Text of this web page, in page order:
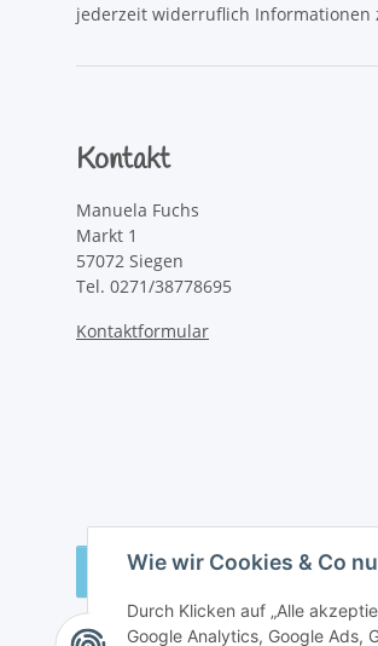
Wie wir Cookies & Co
Durch Klicken auf „Alle
Google Analytics, Google Ads,
jederzeit widerruflich Informationen
Kontakt
Manuela Fuchs
Markt 1
57072 Siegen
Tel. 0271/38778695
Kontaktformular
Vertrag widerrufen